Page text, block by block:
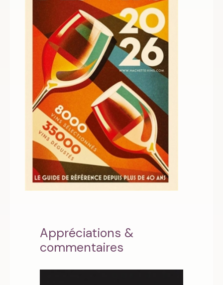
Appréciations &
commentaires